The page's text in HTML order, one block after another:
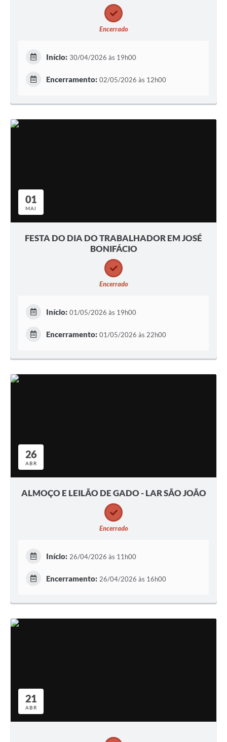
Encerrado
Início: 30/04/2026 às 19h00
Encerramento: 02/05/2026 às 12h00
01
MAI
FESTA DO DIA DO TRABALHADOR EM JOSÉ
BONIFÁCIO
Encerrado
Início: 01/05/2026 às 19h00
Encerramento: 01/05/2026 às 22h00
26
ABR
ALMOÇO E LEILÃO DE GADO - LAR SÃO JOÃO
Encerrado
Início: 26/04/2026 às 11h00
Encerramento: 26/04/2026 às 16h00
21
ABR